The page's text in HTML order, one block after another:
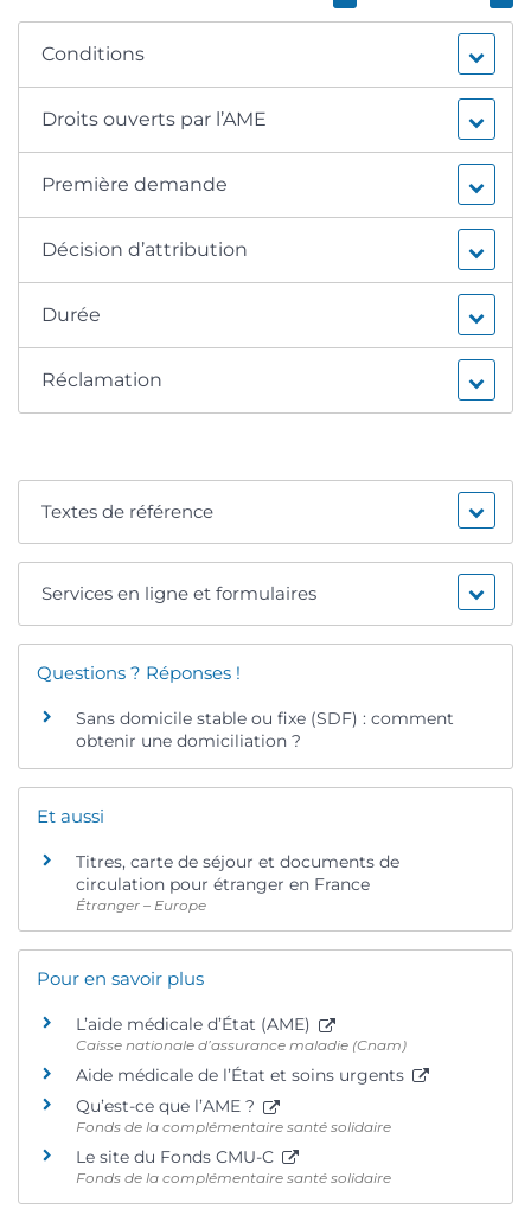
Conditions
Droits ouverts par l’AME
Première demande
Décision d’attribution
Durée
Réclamation
Textes de référence
Services en ligne et formulaires
Questions ? Réponses !
Sans domicile stable ou fixe (SDF) : comment
obtenir une domiciliation ?
Et aussi
Titres, carte de séjour et documents de
circulation pour étranger en France
Étranger – Europe
Pour en savoir plus
L’aide médicale d’État (AME)
Caisse nationale d’assurance maladie (Cnam)
Aide médicale de l’État et soins urgents
Qu’est-ce que l’AME ?
Fonds de la complémentaire santé solidaire
Le site du Fonds CMU-C
Fonds de la complémentaire santé solidaire